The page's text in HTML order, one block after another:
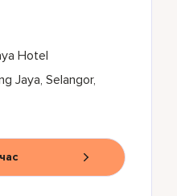
Jaya, Selangor,
Hotel